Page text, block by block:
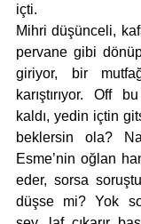
içti.
Mihri düşünceli,
pervane gibi
giriyor, bir
karıştırıyor. Off
kaldı, yedin içtin
beklersin ola?
Esme’nin oğlan
eder, sorsa
düşse mi? Yok